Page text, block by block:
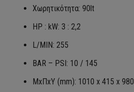
Χωρητικότητα: 90lt
HP : kW: 3 : 2,2
L/MIN: 255
BAR – PSI: 10 / 145
ΜxΠxY (mm): 1010 x 415 x 980